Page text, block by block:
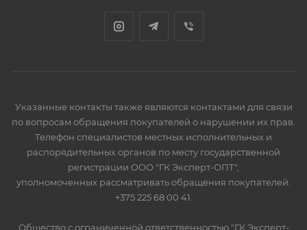
Указанные контакты также являются контактами для связи
по вопросам обращения покупателей о нарушении их прав.
Телефон специалистов местных исполнительных и
распорядительных органов по месту государственной
регистрации ООО "ГК Эксперт-ОПТ",
уполномоченных рассматривать обращения покупателей:
+375 225 68 00 41.
Общество с ограниченной ответственностью "ГК Эксперт-